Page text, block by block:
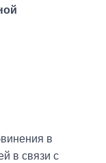
в
в связи с